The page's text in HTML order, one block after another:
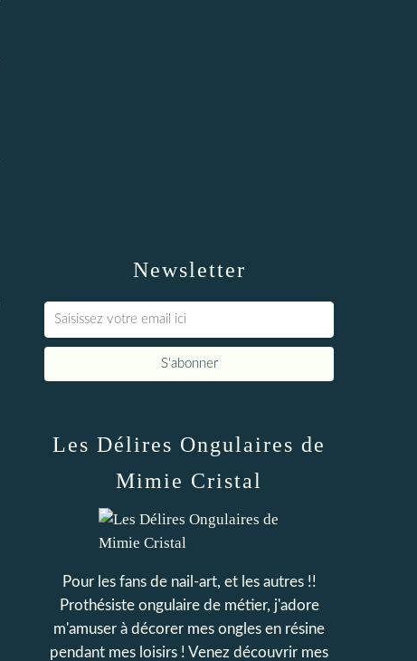
Newsletter
Les Délires Ongulaires de
Mimie Cristal
Pour les fans de nail-art, et les autres !!
Prothésiste ongulaire de métier, j'adore
m'amuser à décorer mes ongles en résine
pendant mes loisirs ! Venez découvrir mes